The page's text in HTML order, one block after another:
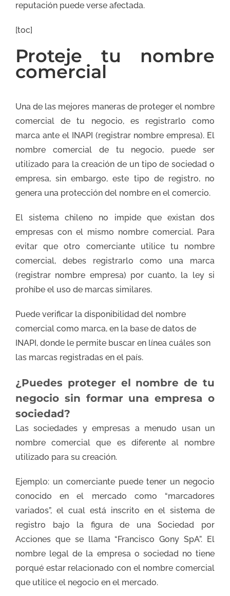
reputación puede verse afectada.
[toc]
Proteje tu nombre
comercial
Una de las mejores maneras de proteger el nombre
comercial de tu negocio, es registrarlo como
marca ante el INAPI (registrar nombre empresa). El
nombre comercial de tu negocio, puede ser
utilizado para la creación de un tipo de sociedad o
empresa, sin embargo, este tipo de registro, no
genera una protección del nombre en el comercio.
El sistema chileno no impide que existan dos
empresas con el mismo nombre comercial. Para
evitar que otro comerciante utilice tu nombre
comercial, debes registrarlo como una marca
(registrar nombre empresa) por cuanto, la ley si
prohíbe el uso de marcas similares.
Puede verificar la disponibilidad del nombre
comercial como marca, en la base de datos de
INAPI, donde le permite buscar en línea cuáles son
las marcas registradas en el país.
¿Puedes proteger el nombre de tu
negocio sin formar una empresa o
sociedad?
Las sociedades y empresas a menudo usan un
nombre comercial que es diferente al nombre
utilizado para su creación.
Ejemplo: un comerciante puede tener un negocio
conocido en el mercado como “marcadores
variados”, el cual está inscrito en el sistema de
registro bajo la figura de una Sociedad por
Acciones que se llama “Francisco Gony SpA”. El
nombre legal de la empresa o sociedad no tiene
porqué estar relacionado con el nombre comercial
que utilice el negocio en el mercado.